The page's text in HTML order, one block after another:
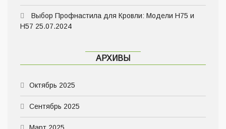
Выбор Профнастила для Кровли: Модели Н75 и
Н57 25.07.2024
АРХИВЫ
Октябрь 2025
Сентябрь 2025